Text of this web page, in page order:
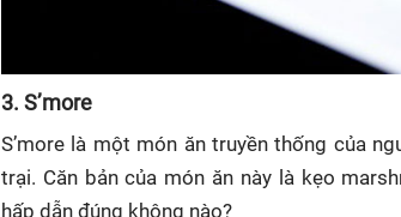
3. S’more
S’more là một món ăn truyền thống của
trại. Căn bản của món ăn này là kẹo
hấp dẫn đúng không nào?